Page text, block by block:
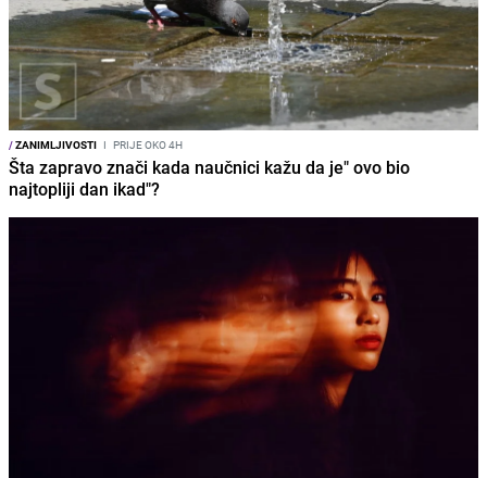
/ZANIMLJIVOSTI I PRIJE OKO 4H
Šta zapravo znači kada naučnici kažu da je" ovo bio
najtopliji dan ikad"?